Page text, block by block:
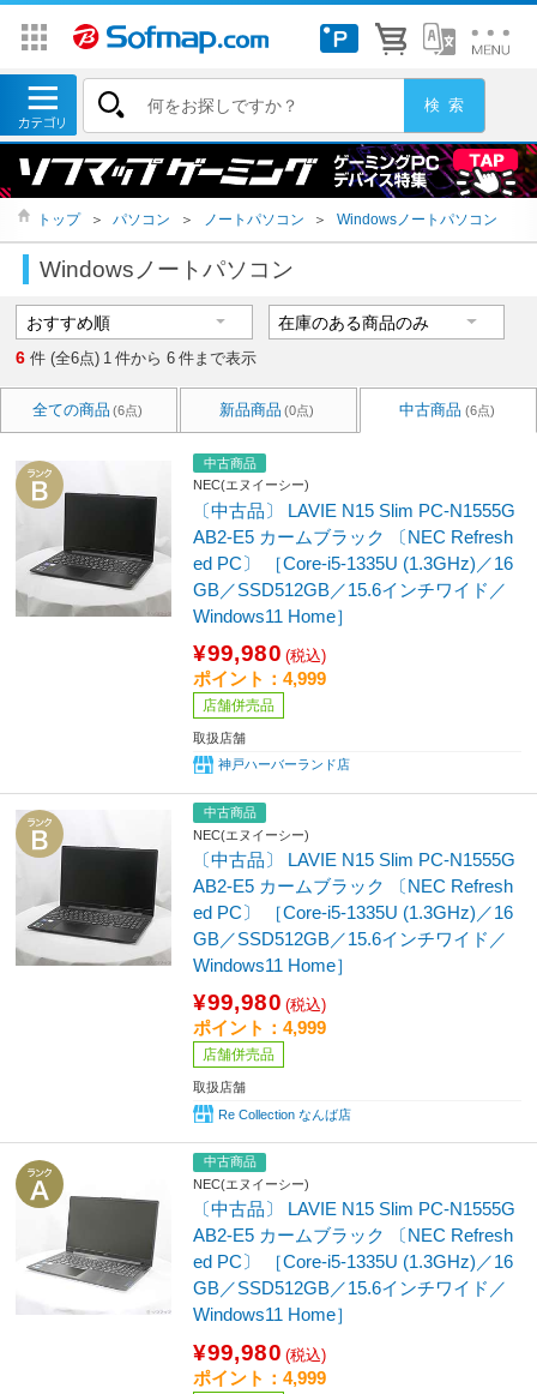
トップ ＞ パソコン ＞ ノートパソコン ＞ Windowsノートパソコン
Windowsノートパソコン
6 件 (全6点) 1 件から 6 件まで表示
全ての商品 (6点) 新品商品 (0点) 中古商品 (6点)
中古商品
NEC(エヌイーシー)
〔中古品〕 LAVIE N15 Slim PC-N1555G
AB2-E5 カームブラック 〔NEC Refresh
ed PC〕 ［Core-i5-1335U (1.3GHz)／16
GB／SSD512GB／15.6インチワイド／
Windows11 Home］
¥99,980 (税込)
ポイント：4,999
店舗併売品
取扱店舗
神戸ハーバーランド店
中古商品
NEC(エヌイーシー)
〔中古品〕 LAVIE N15 Slim PC-N1555G
AB2-E5 カームブラック 〔NEC Refresh
ed PC〕 ［Core-i5-1335U (1.3GHz)／16
GB／SSD512GB／15.6インチワイド／
Windows11 Home］
¥99,980 (税込)
ポイント：4,999
店舗併売品
取扱店舗
Re Collection なんば店
中古商品
NEC(エヌイーシー)
〔中古品〕 LAVIE N15 Slim PC-N1555G
AB2-E5 カームブラック 〔NEC Refresh
ed PC〕 ［Core-i5-1335U (1.3GHz)／16
GB／SSD512GB／15.6インチワイド／
Windows11 Home］
¥99,980 (税込)
ポイント：4,999